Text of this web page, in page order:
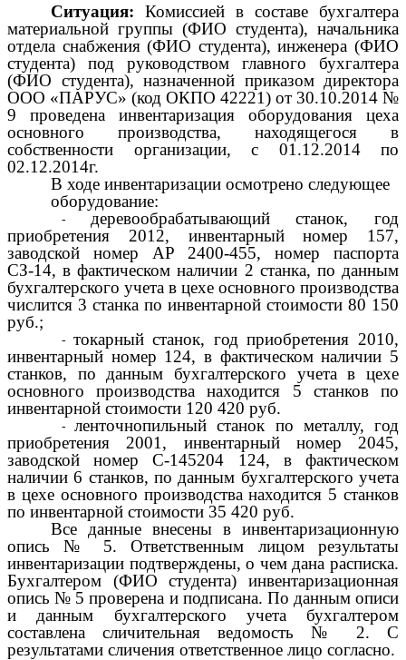
Ситуация: Комиссией в составе бухгалтера
материальной группы (ФИО студента), начальника
отдела снабжения (ФИО студента), инженера (ФИО
студента) под руководством главного бухгалтера
(ФИО студента), назначенной приказом директора
ООО «ПАРУС» (код ОКПО 42221) от 30.10.2014 №
9 проведена инвентаризация оборудования цеха
основного производства, находящегося в
собственности организации, с 01.12.2014 по
02.12.2014г.
В ходе инвентаризации осмотрено следующее
оборудование:
деревообрабатывающий станок, год
приобретения 2012, инвентарный номер 157,
заводской номер АР 2400-455, номер паспорта
СЗ-14, в фактическом наличии 2 станка, по данным
бухгалтерского учета в цехе основного производства
числится 3 станка по инвентарной стоимости 80 150
руб.;
токарный станок, год приобретения 2010,
инвентарный номер 124, в фактическом наличии 5
станков, по данным бухгалтерского учета в цехе
основного производства находится 5 станков по
инвентарной стоимости 120 420 руб.
ленточнопильный станок по металлу, год
приобретения 2001, инвентарный номер 2045,
заводской номер С-145204 124, в фактическом
наличии 6 станков, по данным бухгалтерского учета
в цехе основного производства находится 5 станков
по инвентарной стоимости 35 420 руб.
Все данные внесены в инвентаризационную
опись № 5. Ответственным лицом результаты
инвентаризации подтверждены, о чем дана расписка.
Бухгалтером (ФИО студента) инвентаризационная
опись № 5 проверена и подписана. По данным описи
и данным бухгалтерского учета бухгалтером
составлена сличительная ведомость № 2. С
результатами сличения ответственное лицо согласно.